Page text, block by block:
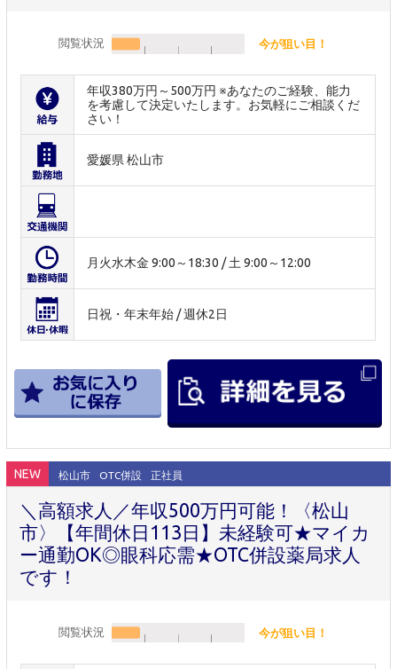
閲覧状況 今が狙い目！
年収380万円～500万円 ※あなたのご経験、能力
を考慮して決定いたします。お気軽にご相談くだ
さい！
愛媛県 松山市
月火水木金 9:00～18:30 / 土 9:00～12:00
日祝・年末年始 / 週休2日
NEW 松山市 OTC併設 正社員
＼高額求人／年収500万円可能！〈松山
市〉【年間休日113日】未経験可★マイカ
ー通勤OK◎眼科応需★OTC併設薬局求人
です！
閲覧状況 今が狙い目！